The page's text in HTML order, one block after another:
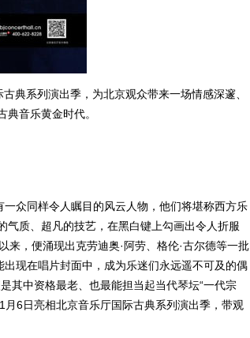
典系列演出季，为北京观众带来一场情感深邃、
音乐黄金时代。
众同样令人瞩目的风云人物，他们将堪称西方乐
质、超凡的技艺，在黑白键上勾画出令人折服
，便涌现出克劳迪奥·阿劳、格伦·古尔德等一批
现在唱片封面中，成为乐迷们永远遥不可及的偶
其中资格最老、也最能担当起当代琴坛“一代宗
6日亮相北京音乐厅国际古典系列演出季，带观